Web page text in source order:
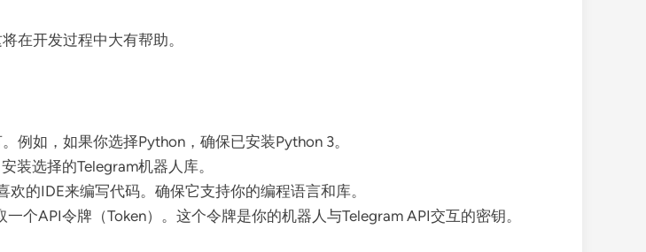
在开发过程中大有帮助。
例如，如果你选择Python，确保已安装Python 3。
装选择的Telegram机器人库。
的IDE来编写代码。确保它支持你的编程语言和库。
个API令牌（Token）。这个令牌是你的机器人与Telegram API交互的密钥。